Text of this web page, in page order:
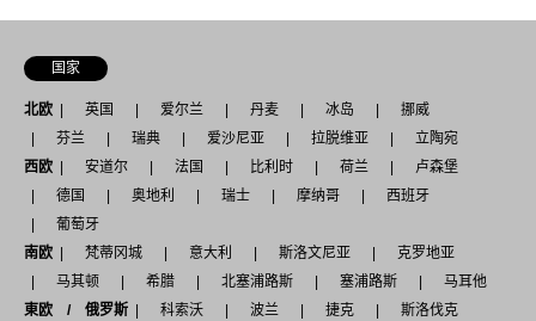
国家
北欧 英国 爱尔兰 丹麦 冰岛
挪威
芬兰
瑞典 爱沙尼亚 拉脱维亚
立陶宛
西欧
安道尔 法国 比利时 荷兰
卢森堡
德国
奥地利 瑞士 摩纳哥
西班牙
葡萄牙
南欧
梵蒂冈城 意大利 斯洛文尼亚
克罗地亚
马其顿
希腊 北塞浦路斯 塞浦路斯
马耳他
東欧 / 俄罗斯
科索沃 波兰 捷克
斯洛伐克